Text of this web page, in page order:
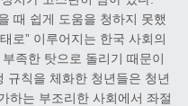
때 쉽게 도움을 청하지 못했
로” 이루어지는 한국 사회의
족한 탓으로 돌리기 때문이
규칙을 체화한 청년들은 청년
하는 부조리한 사회에서 좌절